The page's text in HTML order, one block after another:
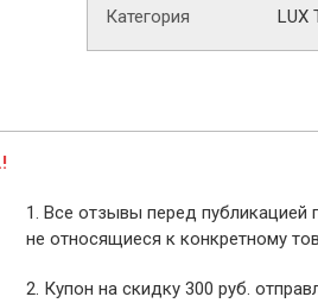
Категория
LUX
1. Все отзывы перед
не относящиеся к конкретному
2. Купон на скидку 300 руб.